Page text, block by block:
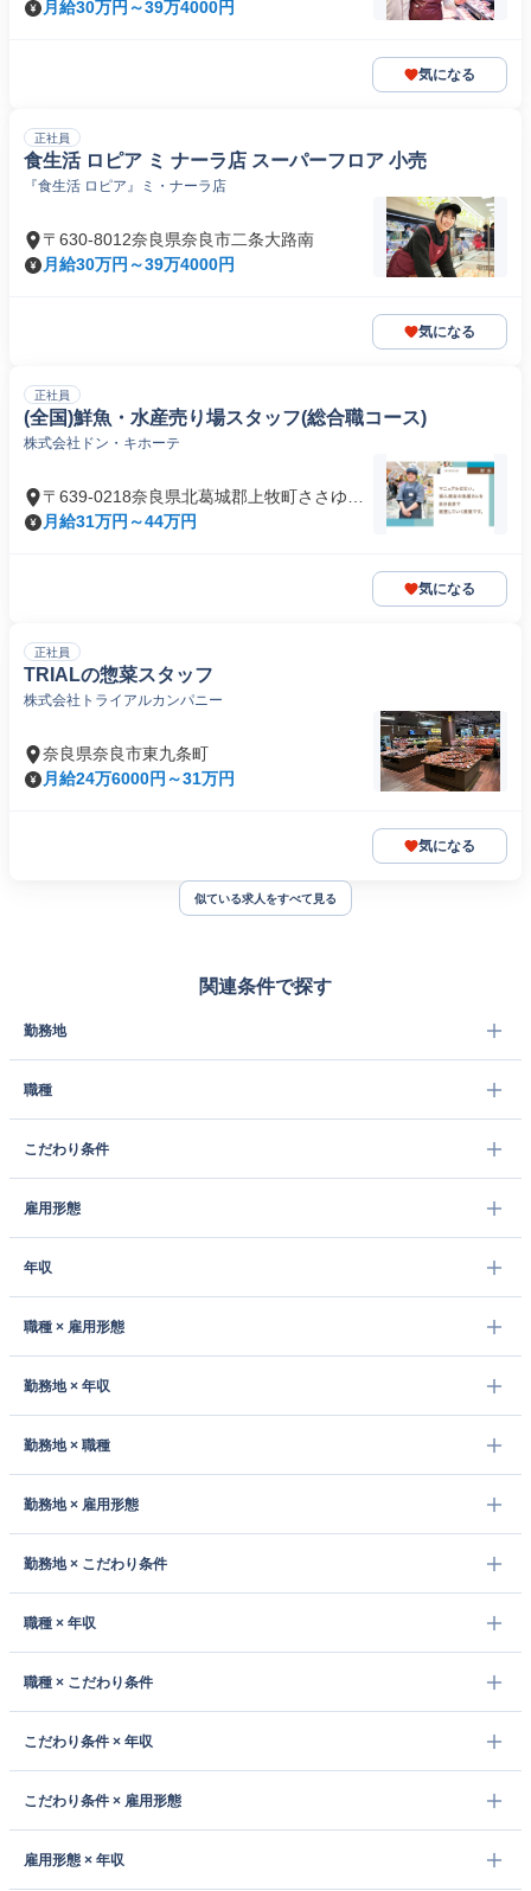
月給30万円～39万4000円
気になる
正社員
食生活 ロピア ミ ナーラ店 スーパーフロア 小売
『食生活 ロピア』ミ・ナーラ店
〒630-8012奈良県奈良市二条大路南
月給30万円～39万4000円
気になる
正社員
(全国)鮮魚・水産売り場スタッフ(総合職コース)
株式会社ドン・キホーテ
〒639-0218奈良県北葛城郡上牧町ささゆり
台
月給31万円～44万円
気になる
正社員
TRIALの惣菜スタッフ
株式会社トライアルカンパニー
奈良県奈良市東九条町
月給24万6000円～31万円
気になる
似ている求人をすべて見る
関連条件で探す
勤務地
職種
こだわり条件
雇用形態
年収
職種 × 雇用形態
勤務地 × 年収
勤務地 × 職種
勤務地 × 雇用形態
勤務地 × こだわり条件
職種 × 年収
職種 × こだわり条件
こだわり条件 × 年収
こだわり条件 × 雇用形態
雇用形態 × 年収